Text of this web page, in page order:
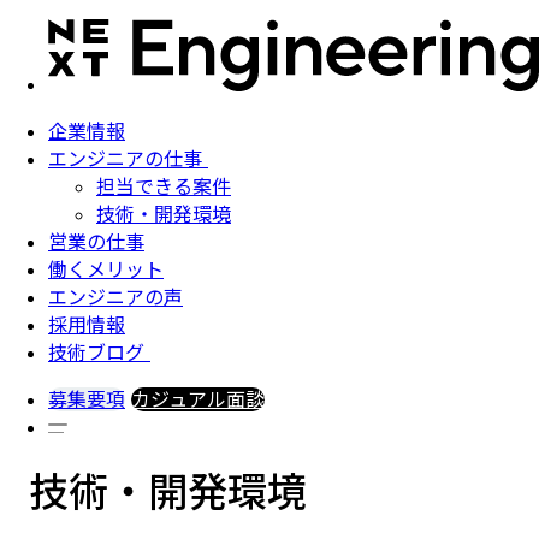
企業情報
エンジニアの仕事
担当できる案件
技術・開発環境
営業の仕事
働くメリット
エンジニアの声
採用情報
技術ブログ
募集要項 カジュアル面談
技術・開発環境